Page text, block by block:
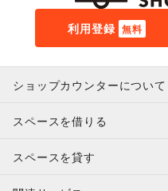
利用登録 無料
ショップカウンターについて
利用規約・ガイドライン
特定商取引法に基づく表示
スペースを借りる
スペースを借りたい人へ
スペースを貸す